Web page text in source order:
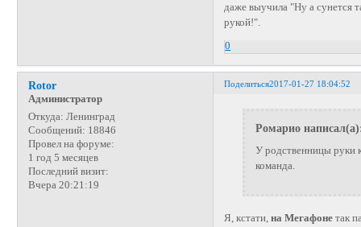
даже выучила "Ну а сунется
рукой!".
0
Поделиться2017-01-27 18:04:52
Rotor
Администратор
Откуда: Ленинград
Сообщений: 18846
Провел на форуме:
1 год 5 месяцев
Последний визит:
Вчера 20:21:19
Ромарио
У родственницы руки
команда.
Я, кстати,на Мегафоне так